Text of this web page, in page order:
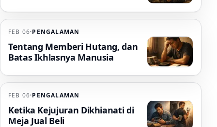
FEB 06·PENGALAMAN
Tentang Memberi Hutang, dan
Batas Ikhlasnya Manusia
FEB 06·PENGALAMAN
Ketika Kejujuran Dikhianati di
Meja Jual Beli